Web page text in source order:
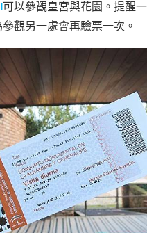
可以參觀皇宮與花園。提醒
觀另一處會再驗票一次。